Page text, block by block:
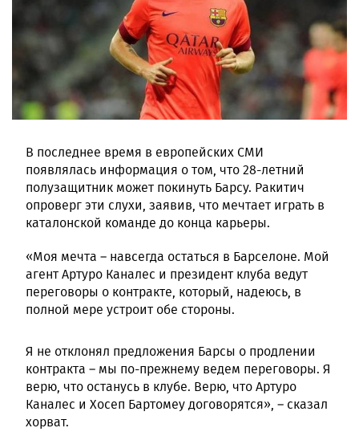
В последнее время в европейских СМИ
появлялась информация о том, что 28-летний
полузащитник может покинуть Барсу. Ракитич
опроверг эти слухи, заявив, что мечтает играть в
каталонской команде до конца карьеры.
«Моя мечта – навсегда остаться в Барселоне. Мой
агент Артуро Каналес и президент клуба ведут
переговоры о контракте, который, надеюсь, в
полной мере устроит обе стороны.
Я не отклонял предложения Барсы о продлении
контракта – мы по-прежнему ведем переговоры. Я
верю, что останусь в клубе. Верю, что Артуро
Каналес и Хосеп Бартомеу договорятся», – сказал
хорват.